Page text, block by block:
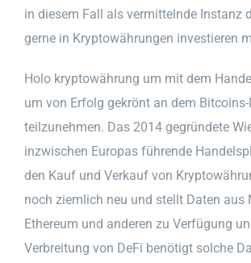
in diesem Fall als vermittelnde Instanz
gerne in Kryptowährungen investieren
Holo kryptowährung um mit dem
um von Erfolg gekrönt an dem
teilzunehmen. Das 2014 gegründete
inzwischen Europas führende
den Kauf und Verkauf von
noch ziemlich neu und stellt Daten aus
Ethereum und anderen zu Verfügung
Verbreitung von DeFi benötigt solche